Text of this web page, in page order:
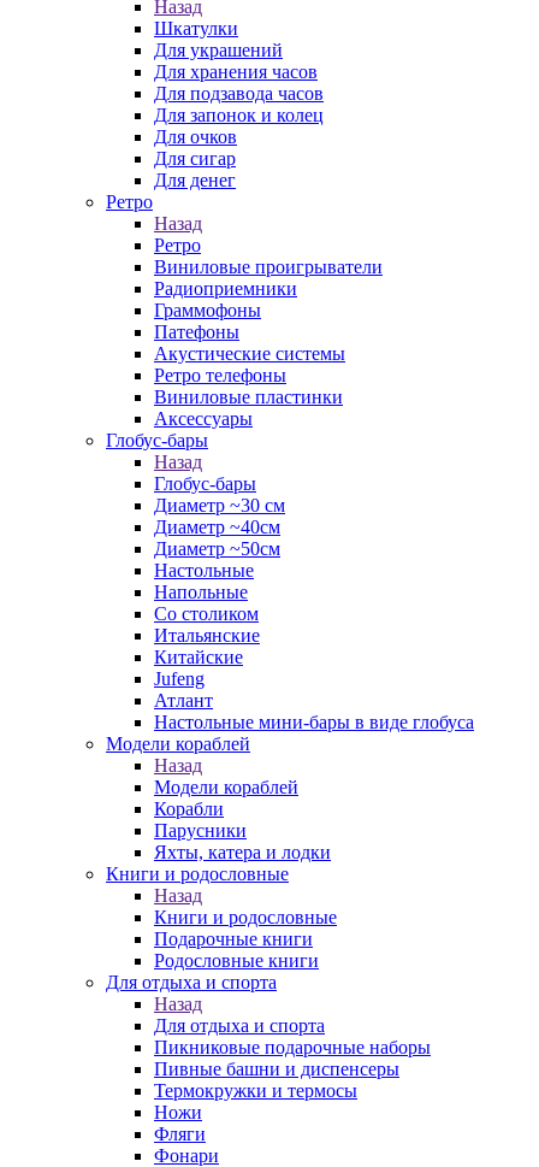
Назад
Шкатулки
Для украшений
Для хранения часов
Для подзавода часов
Для запонок и колец
Для очков
Для сигар
Для денег
Ретро
Назад
Ретро
Виниловые проигрыватели
Радиоприемники
Граммофоны
Патефоны
Акустические системы
Ретро телефоны
Виниловые пластинки
Аксессуары
Глобус-бары
Назад
Глобус-бары
Диаметр ~30 см
Диаметр ~40см
Диаметр ~50см
Настольные
Напольные
Со столиком
Итальянские
Китайские
Jufeng
Атлант
Настольные мини-бары в виде глобуса
Модели кораблей
Назад
Модели кораблей
Корабли
Парусники
Яхты, катера и лодки
Книги и родословные
Назад
Книги и родословные
Подарочные книги
Родословные книги
Для отдыха и спорта
Назад
Для отдыха и спорта
Пикниковые подарочные наборы
Пивные башни и диспенсеры
Термокружки и термосы
Ножи
Фляги
Фонари